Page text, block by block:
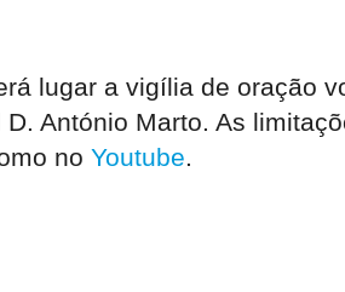
lugar a vigília de oração
António Marto. As
no Youtube.